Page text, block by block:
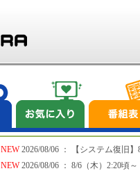
NEW
NEW
2026/08/06 ： 【システム復旧
2026/08/06 ： 8/6（木）2:20